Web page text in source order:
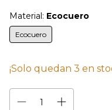
Material: Ecocuero
Ecocuero
¡Solo quedan 3 en